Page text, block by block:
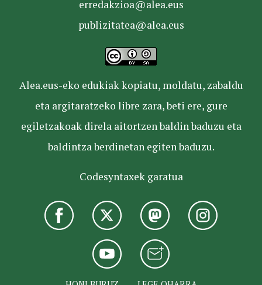
erredakzioa@alea.eus
publizitatea@alea.eus
Alea.eus-eko edukiak kopiatu, moldatu, zabaldu
eta argitaratzeko libre zara, beti ere, gure
egiletzakoak direla aitortzen baldin baduzu eta
baldintza berdinetan egiten baduzu.
Codesyntaxek garatua